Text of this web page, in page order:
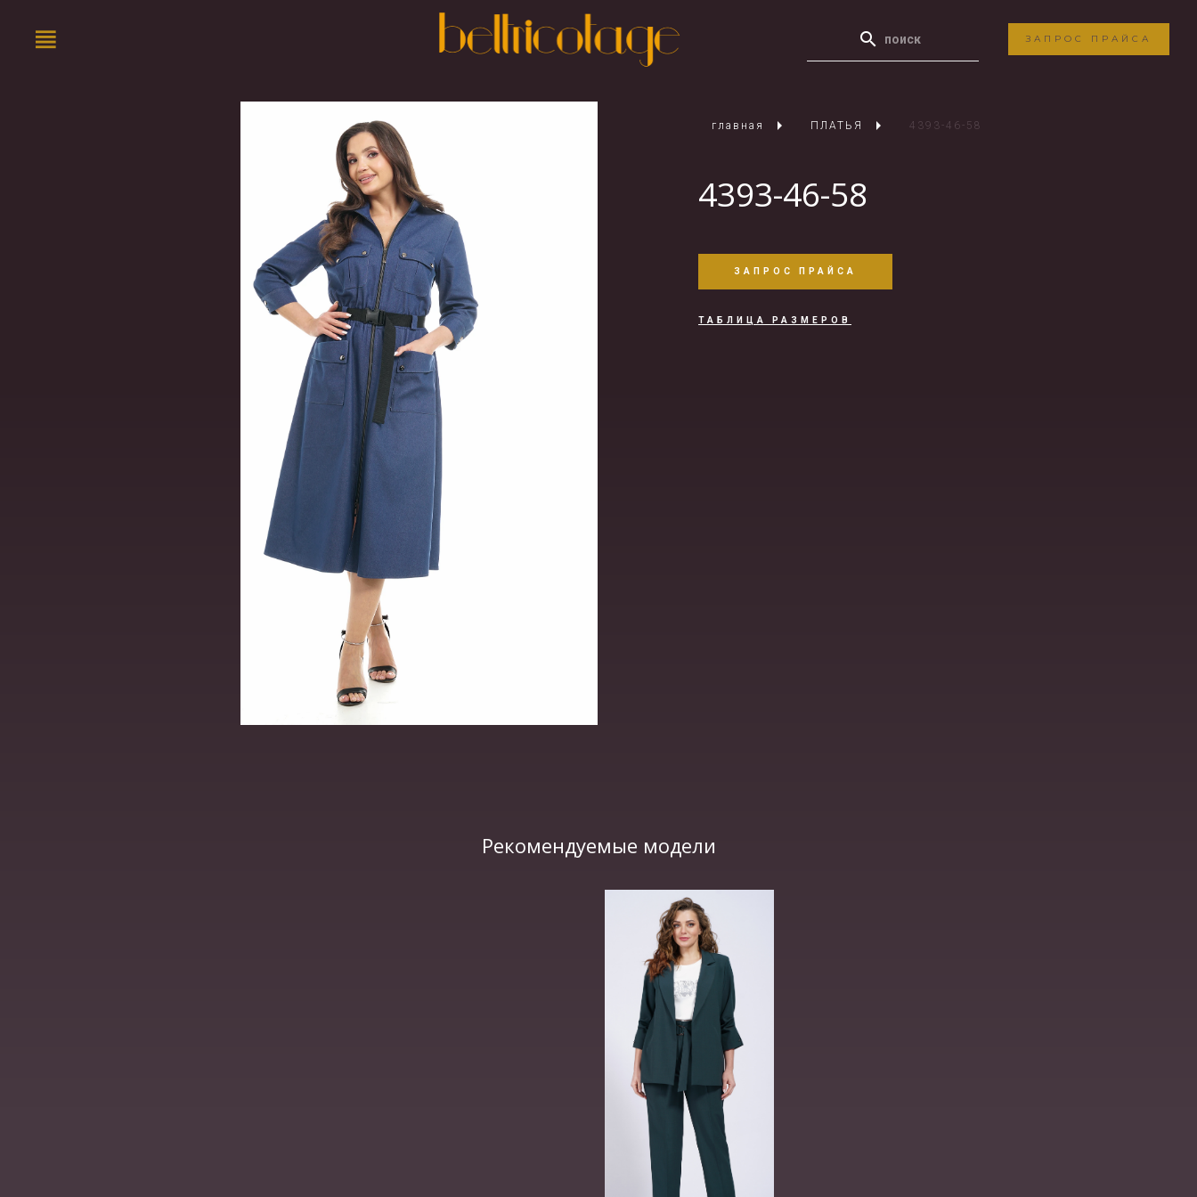
ЗАПРОС ПРАЙСА
главная ПЛАТЬЯ 4393-46-58
4393-46-58
ЗАПРОС ПРАЙСА
ТАБЛИЦА РАЗМЕРОВ
Рекомендуемые модели